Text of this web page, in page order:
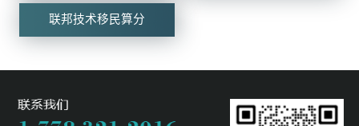
联邦技术移民算分